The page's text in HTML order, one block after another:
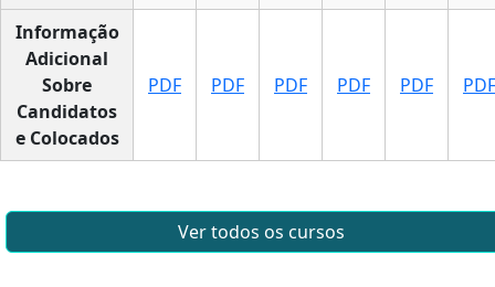
Informação
Adicional
Sobre
Candidatos
e Colocados
PDF PDF PDF PDF PDF PDF
Ver todos os cursos